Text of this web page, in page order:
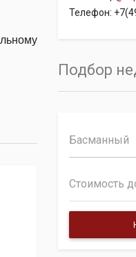
Телефон:
Подбор
Басманный